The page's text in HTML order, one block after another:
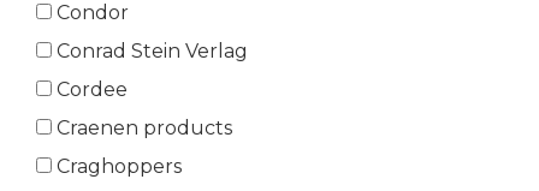
Condor
Conrad Stein Verlag
Cordee
Craenen products
Craghoppers